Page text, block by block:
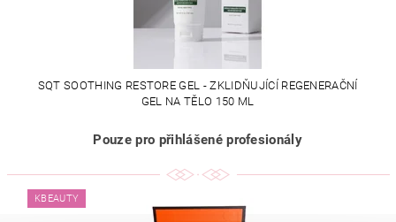
SQT SOOTHING RESTORE GEL - ZKLIDŇUJÍCÍ REGENERAČNÍ
GEL NA TĚLO 150 ML
Pouze pro přihlášené profesionály
KBEAUTY